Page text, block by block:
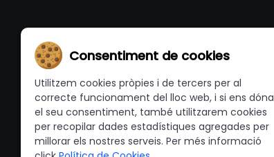
Consentiment de cookies
Utilitzem cookies pròpies i de tercers per al
correcte funcionament del lloc web, i si ens dóna
el seu consentiment, també utilitzarem cookies
per recopilar dades estadístiques agregades per
millorar els nostres serveis. Per més informació